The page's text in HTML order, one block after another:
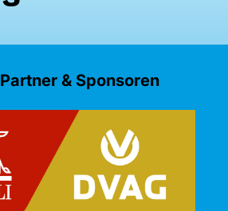
& Sponsoren